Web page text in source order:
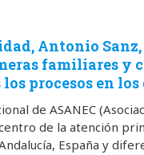
Antonio
familiares
procesos en
de ASANEC
de la atención
España y